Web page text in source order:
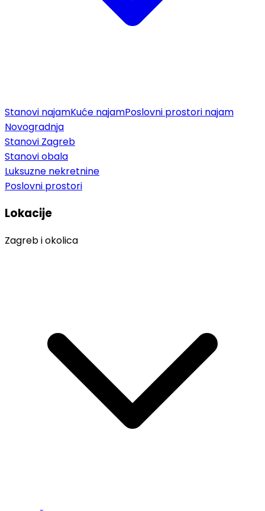
Stanovi najamKuće najamPoslovni prostori najam
Novogradnja
Stanovi Zagreb
Stanovi obala
Luksuzne nekretnine
Poslovni prostori
Lokacije
Zagreb i okolica